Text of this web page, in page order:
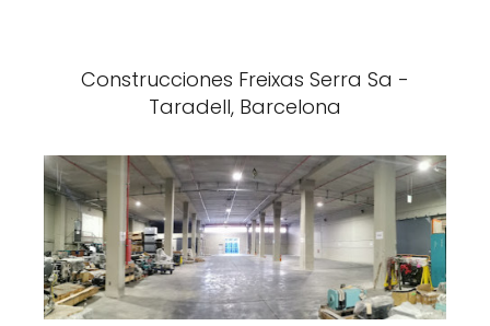
Construcciones Freixas Serra Sa -
Taradell, Barcelona